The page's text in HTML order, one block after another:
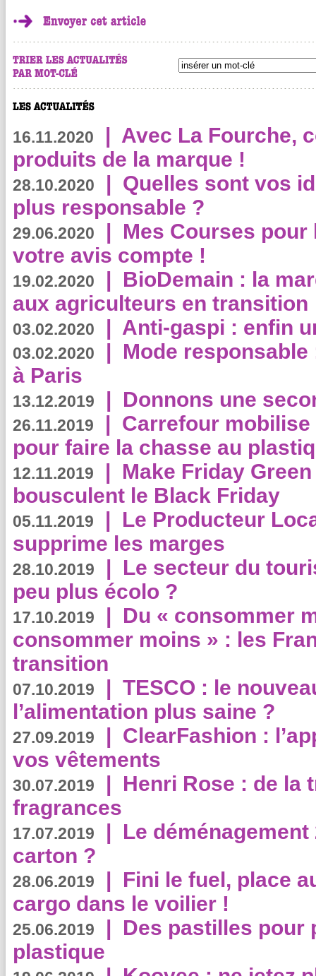
16.11.2020 | Avec La Fourche,
produits de la marque !
28.10.2020 | Quelles sont vos
plus responsable ?
29.06.2020 | Mes Courses pour
votre avis compte !
19.02.2020 | BioDemain : la
aux agriculteurs en transition
03.02.2020 | Anti-gaspi : enfin
03.02.2020 | Mode
à Paris
13.12.2019 | Donnons une
26.11.2019 | Carrefour
pour faire la chasse au
12.11.2019 | Make Friday
bousculent le Black Friday
05.11.2019 | Le Producteur
supprime les marges
28.10.2019 | Le secteur du
peu plus écolo ?
17.10.2019 | Du « consommer
consommer moins » : les
transition
07.10.2019 | TESCO : le
l’alimentation plus saine ?
27.09.2019 | ClearFashion :
vos vêtements
30.07.2019 | Henri Rose : de la
fragrances
17.07.2019 | Le
carton ?
28.06.2019 | Fini le fuel, place
cargo dans le voilier !
25.06.2019 | Des pastilles pour
plastique